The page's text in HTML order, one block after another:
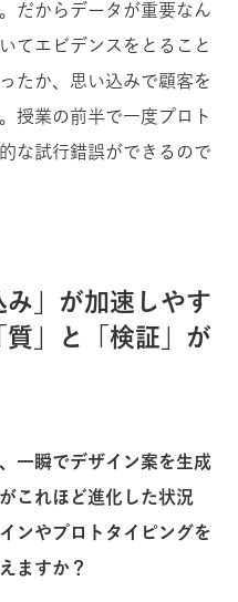
だからデータが重要なん
てエビデンスをとること
たか、思い込みで顧客を
授業の前半で一度プロト
な試行錯誤ができるので
」が加速しやす
」と「検証」が
一瞬でデザイン案を生成
これほど進化した状況
ンやプロトタイピングを
ますか？